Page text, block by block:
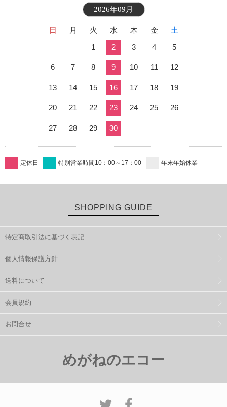
2026年09月
日 月 火 水 木 金
土
1
2 3 4 5
6 7 8 9 10 11 12
13 14 15 16 17 18 19
20 21 22 23 24 25 26
27 28 29 30
定休日 特別営業時間10：00～17：00 年末年始休業
SHOPPING GUIDE
特定商取引法に基づく表記
個人情報保護方針
送料について
会員規約
お問合せ
めがねのエコー